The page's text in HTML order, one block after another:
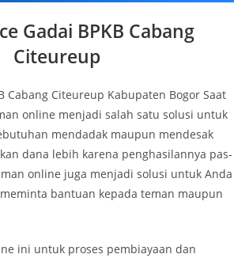
Gadai BPKB Cabang
Citeureup
Cabang Citeureup Kabupaten Bogor Saat
online menjadi salah satu solusi untuk
mendadak maupun mendesak
dana lebih karena penghasilannya pas-
online juga menjadi solusi untuk Anda
bantuan kepada teman maupun
ini untuk proses pembiayaan dan